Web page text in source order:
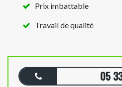
Prix imbattable
Travail de qualité
05